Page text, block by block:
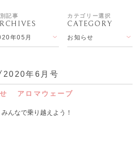
記事
年05月
カテゴリー選択
CATEGORY
お知らせ
2020年6月号
アロマウェーブ
みんなで乗り越えよう！